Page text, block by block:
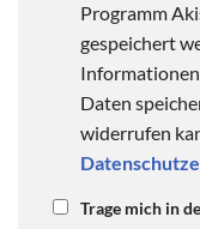
Programm
gespeichert
Daten
widerrufen
Trage mich in